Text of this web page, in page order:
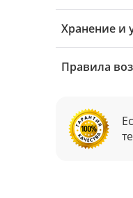
Хранение и
Правила